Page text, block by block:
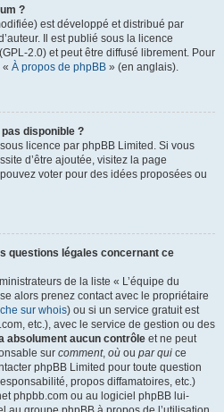
?
est développé et distribué par
Il est publié sous la licence
2.0) et peut être diffusé librement. Pour
« À propos de phpBB » (en anglais).
disponible ?
licence par phpBB Limited. Si vous
d’être ajoutée, visitez la page
voter pour des idées proposées ou
questions légales concernant ce
de la liste « L’équipe du
alors prenez contact avec le propriétaire
sur whois) ou si un service gratuit est
etc.), avec le service de gestion ou des
absolument aucun contrôle et ne peut
sur comment, où ou par qui ce
phpBB Limited pour toute question
propos diffamatoires, etc.)
phpbb.com ou au logiciel phpBB lui-